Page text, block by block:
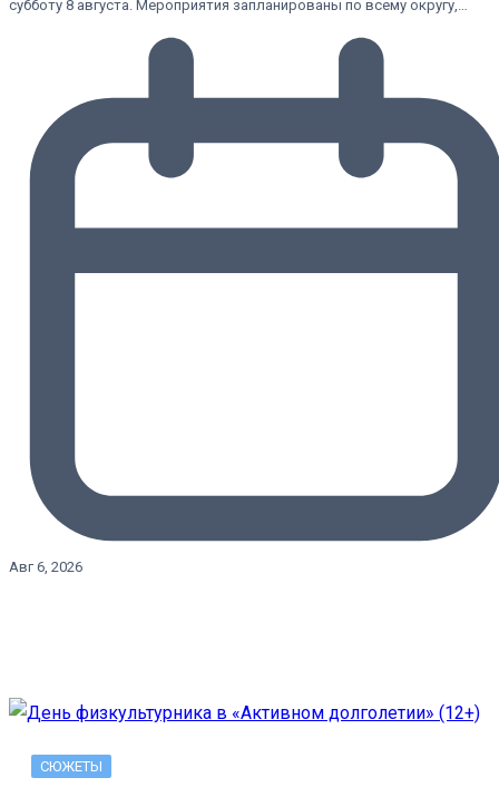
субботу 8 августа. Мероприятия запланированы по всему округу,…
Авг 6, 2026
СЮЖЕТЫ